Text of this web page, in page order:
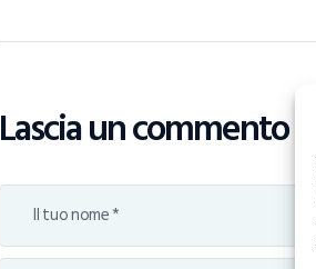
Lascia un commento